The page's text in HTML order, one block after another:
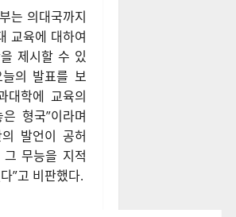
제시할 수 있
의 발표를 보
대학에 교육의
형국”이라며
발언이 공허
무능을 지적
”고 비판했다.